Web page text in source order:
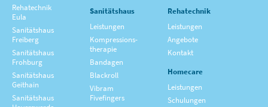
Rehatechnik
Eula
Sanitätshaus
Freiberg
Sanitätshaus
Frohburg
Sanitätshaus
Geithain
Sanitätshaus
Sanitätshaus
Leistungen
Kompressions­
therapie
Bandagen
Blackroll
Vibram
Fivefingers
Rehatechnik
Leistungen
Angebote
Kontakt
Homecare
Leistungen
Schulungen